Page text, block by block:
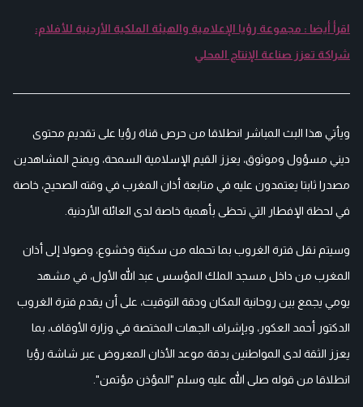
اقرأ أيضا : مجموعة رؤيا الإعلامية والهيئة الملكية الأردنية للأفلام:
شراكة تعزز صناعة الإنتاج المحلي
ويأتي هذا البث المباشر انطلاقا من حرص قناة رؤيا على تقديم محتوى
ديني مسؤول وموثوق، يعزز القيم الإسلامية السمحة، ويمنح المشاهدين
مصدرا ثابتا يعتمدون عليه في متابعة أذان المغرب في وقته الصحيح، خاصة
في لحظة الإفطار التي تحظى بأهمية خاصة لدى العائلة الأردنية.
وسيتم نقل فترة الغروب بما تحمله من سكينة وخشوع، وصولا إلى أذان
المغرب من داخل مسجد الملك المؤسس عبد الله الأول، في مشهد
يومي يجمع بين روحانية المكان ودقة التوقيت، على أن يقدم فترة الغروب
الدكتور أحمد العكور، وبإشراف الجهات المختصة في وزارة الأوقاف، بما
يعزز الثقة لدى المواطنين بدقة موعد الأذان المعروض عبر شاشة رؤيا
انطلاقا من قوله صلى الله عليه وسلم "المؤذن مؤتمن".